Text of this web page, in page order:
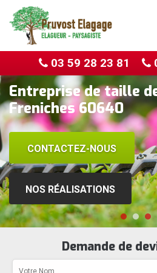
03 59 28 23 81
Entreprise de taille
Freniches 60640
CONTACTEZ-NOUS
NOS RÉALISATIONS
Demande de